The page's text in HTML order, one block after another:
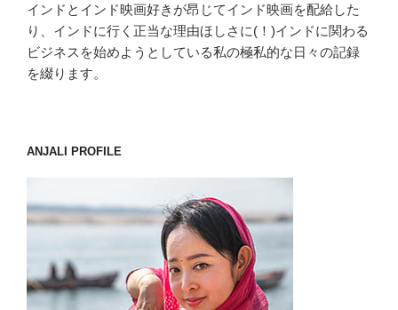
インドとインド映画好きが昂じてインド映画を配給した
り、インドに行く正当な理由ほしさに(！)インドに関わる
ビジネスを始めようとしている私の極私的な日々の記録
を綴ります。
ANJALI PROFILE